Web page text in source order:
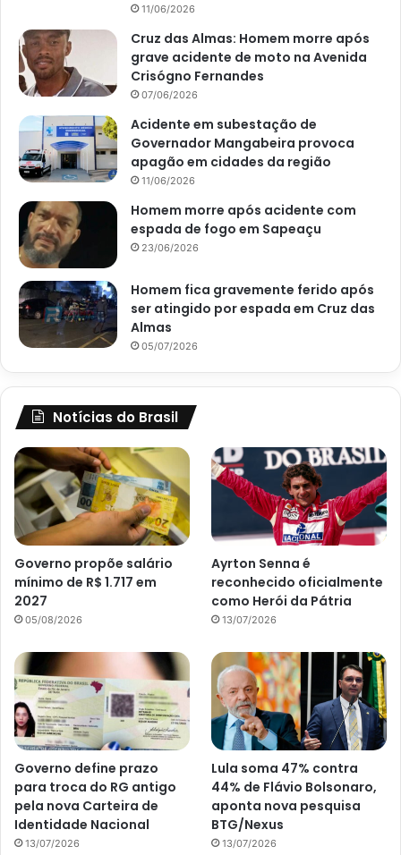
11/06/2026
Cruz das Almas: Homem morre após
grave acidente de moto na Avenida
Crisógno Fernandes
07/06/2026
Acidente em subestação de
Governador Mangabeira provoca
apagão em cidades da região
11/06/2026
Homem morre após acidente com
espada de fogo em Sapeaçu
23/06/2026
Homem fica gravemente ferido após
ser atingido por espada em Cruz das
Almas
05/07/2026
Notícias do Brasil
Governo propõe salário
mínimo de R$ 1.717 em
2027
05/08/2026
Ayrton Senna é
reconhecido oficialmente
como Herói da Pátria
13/07/2026
Governo define prazo
para troca do RG antigo
pela nova Carteira de
Identidade Nacional
13/07/2026
Lula soma 47% contra
44% de Flávio Bolsonaro,
aponta nova pesquisa
BTG/Nexus
13/07/2026